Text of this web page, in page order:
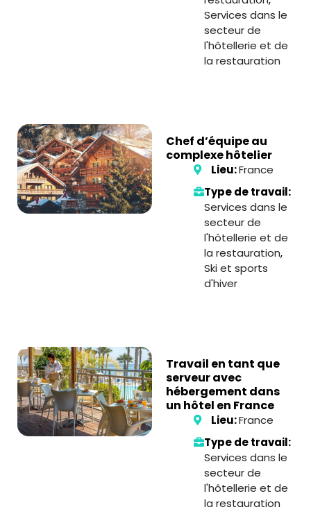
Services dans le
secteur de
l'hôtellerie et de
la restauration
Chef d’équipe au
complexe hôtelier
Lieu:France
Type de travail:
Services dans le
secteur de
l'hôtellerie et de
la restauration,
Ski et sports
d'hiver
Travail en tant que
serveur avec
hébergement dans
un hôtel en France
Lieu:France
Type de travail:
Services dans le
secteur de
l'hôtellerie et de
la restauration